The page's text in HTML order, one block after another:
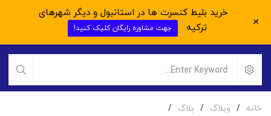
خانه / وبلاگ / بلاگ /
خرید بلیط کنسرت ها در استانبول و دیگر شهرهای
ترکیه
جهت مشاوره رایگان کلیک کنید! +